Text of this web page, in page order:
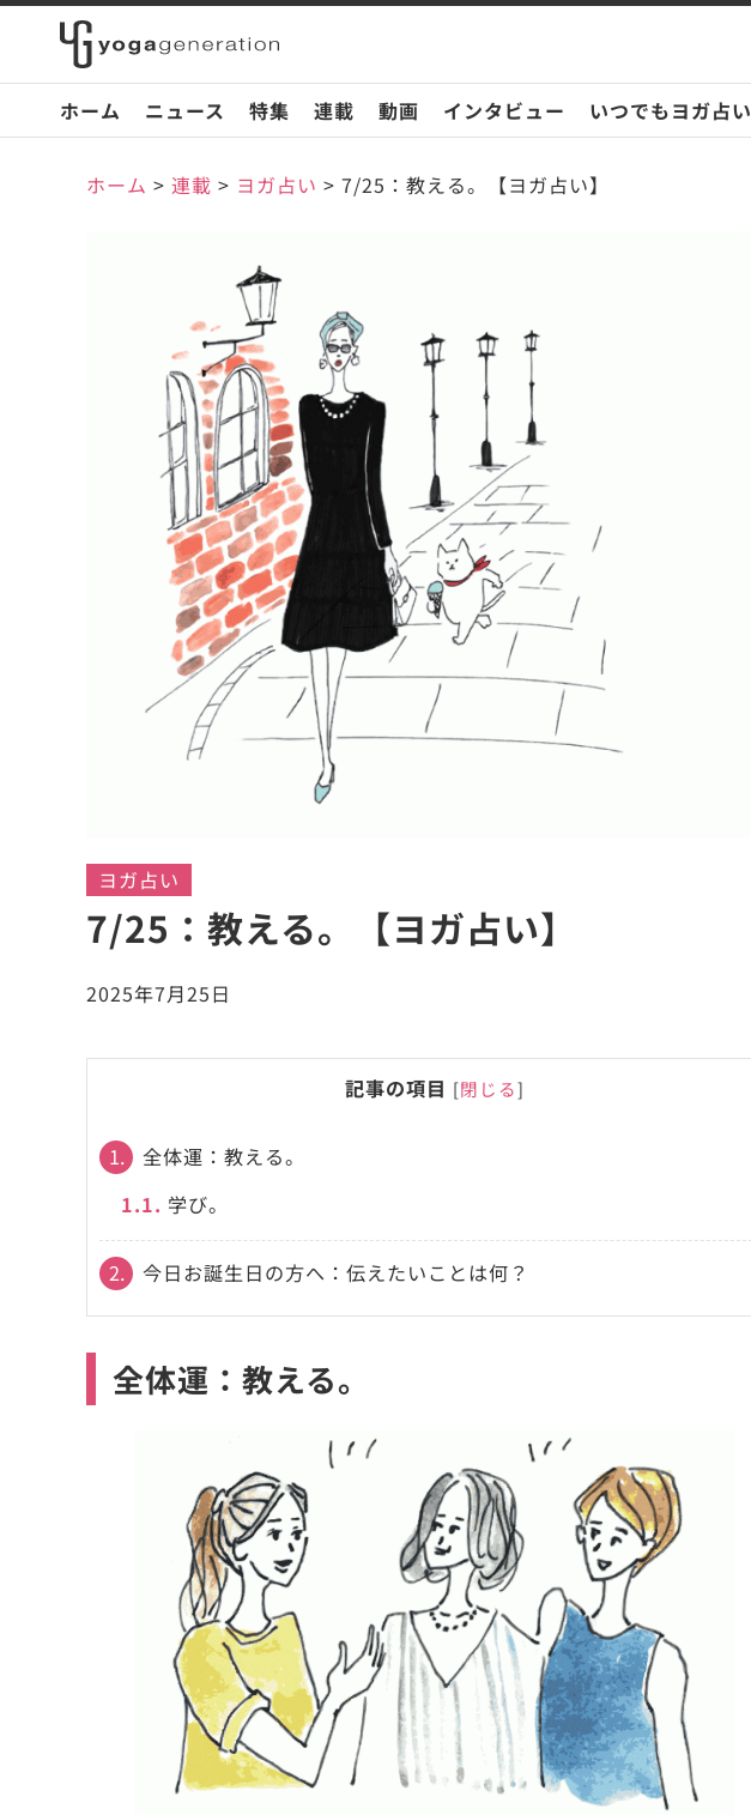
ホーム
ニュース 特集 連載 動画 インタビュー いつでもヨガ占い
ホーム > 連載 > ヨガ占い > 7/25：教える。【ヨガ占い】
ヨガ占い
7/25：教える。【ヨガ占い】
2025年7月25日
記事の項目 [閉じる]
1.
全体運：教える。
1.1. 学び。
2. 今日お誕生日の方へ：伝えたいことは何？
全体運：教える。